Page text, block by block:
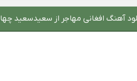
آهنگ افغانی مهاجر از سعیدسعید چهار۴